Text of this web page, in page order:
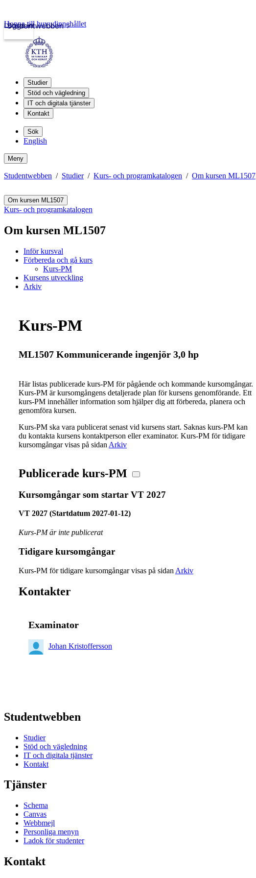
Studentwebben
Logga in
Hoppa till huvudinnehållet
Studier
Stöd och vägledning
IT och digitala tjänster
Kontakt
Sök
English
Meny
Studentwebben Studier Kurs- och programkatalogen Om kursen ML1507
Om kursen ML1507
Kurs- och programkatalogen
Om kursen ML1507
Inför kursval
Förbereda och gå kurs
Kurs-PM
Kursens utveckling
Arkiv
Kurs-PM
ML1507 Kommunicerande ingenjör 3,0 hp
Här listas publicerade kurs-PM för pågående och kommande kursomgångar.
Kurs-PM är kursomgångens detaljerade plan för kursens genomförande. Ett
kurs-PM innehåller information som hjälper dig att förbereda, planera och
genomföra kursen.
Kurs-PM ska vara publicerat senast vid kursens start. Saknas kurs-PM kan
du kontakta kursens kontaktperson eller examinator. Kurs-PM för tidigare
kursomgångar visas på sidan Arkiv
Publicerade kurs-PM
Kursomgångar som startar VT 2027
VT 2027 (Startdatum 2027-01-12)
Kurs-PM är inte publicerat
Tidigare kursomgångar
Kurs-PM för tidigare kursomgångar visas på sidan Arkiv
Kontakter
Examinator
Johan Kristoffersson
Studentwebben
Studier
Stöd och vägledning
IT och digitala tjänster
Kontakt
Tjänster
Schema
Canvas
Webbmejl
Personliga menyn
Ladok för studenter
Kontakt